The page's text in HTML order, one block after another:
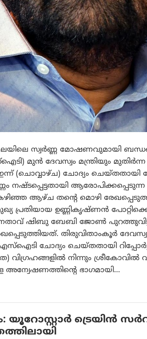
സ്വര്‍ണ്ണ മോഷണവുമായി
മുന്‍ ദേവസ്വം മന്ത്രിയും
ഇന്ന് (ചൊവ്വാഴ്ച) ചോദ്യം
നഷ്ടപ്പെട്ടതായി
ആഴ്ച തന്റെ മൊഴി
പ്രതിയായ ഉണ്ണികൃഷ്ണൻ
ഷിബു ബേബി ജോൺ
തിരുവിതാംകൂർ
ചോദ്യം ചെയ്തതായി
വിഗ്രഹങ്ങളിൽ നിന്നും ശ്രീകോവിൽ
അന്വേഷണത്തിന്റെ ഭാഗമായി…
യൂറോസ്റ്റാര്‍ ട്രെയിന്‍